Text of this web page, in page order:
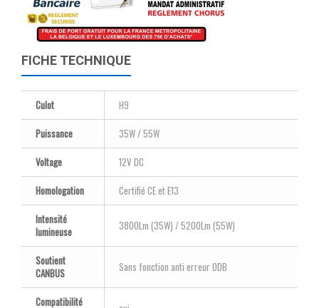
FICHE TECHNIQUE
Culot
H9
Puissance
35W / 55W
Voltage
12V DC
Homologation
Certifié CE et E13
Intensité
lumineuse
3800Lm (35W) / 5200Lm (55W)
Soutient
CANBUS
Sans fonction anti erreur ODB
Compatibilité